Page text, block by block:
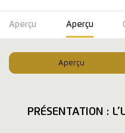
Aperçu Aperçu
Aperçu
PRÉSENTATION :